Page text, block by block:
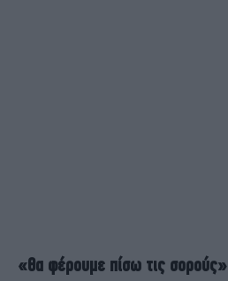
«Θα φέρουμε πίσω τις σορούς»